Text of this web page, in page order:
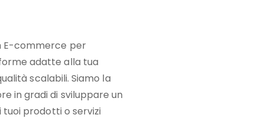
E-commerce per
adatte alla tua
scalabili. Siamo la
in gradi di sviluppare un
prodotti o servizi